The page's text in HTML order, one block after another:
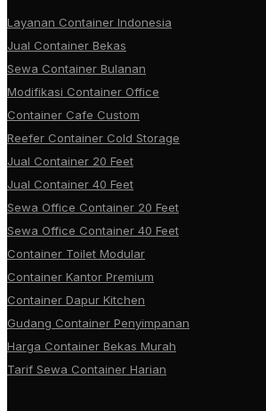
Layanan Container Indonesia
Jual Container Bekas
Sewa Container Bulanan
Modifikasi Container Office
Container Cafe Custom
Reefer Container Cold Storage
Jual Container 20 Feet
Jual Container 40 Feet
Sewa Office Container 20 Feet
Sewa Office Container 40 Feet
Container Toilet Modular
Container Kantor Premium
Container Dapur Kitchen
Gudang Container Penyimpanan
Harga Container Bekas Murah
Tarif Sewa Container Harian